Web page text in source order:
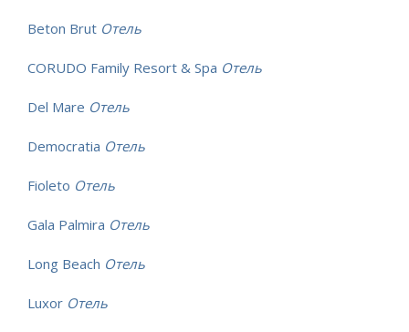
Beton Brut Отель
CORUDO Family Resort & Spa Отель
Del Mare Отель
Democratia Отель
Fioleto Отель
Gala Palmira Отель
Long Beach Отель
Luxor Отель